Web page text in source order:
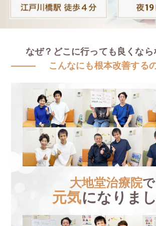
なぜ？どこに行っても良くな
こんなにも根本改善する
大地堂治療院で
元気になりま